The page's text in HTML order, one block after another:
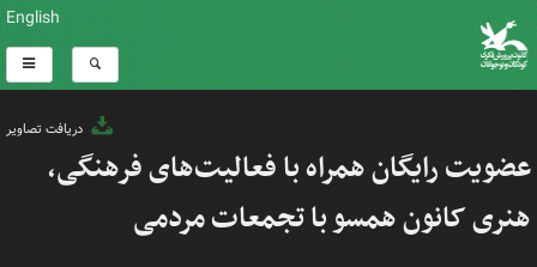
English
دریافت تصاویر
عضویت رایگان همراه با فعالیت‌های فرهنگی،
هنری کانون همسو با تجمعات مردمی